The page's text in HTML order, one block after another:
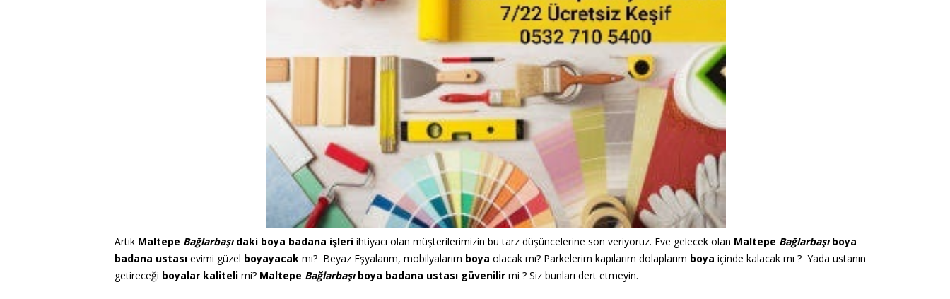
Artık Maltepe Bağlarbaşıdaki boya badana işleri ihtiyacı olan müşterilerimizin bu tarz düşüncelerine son veriyoruz. Eve gelecek olan Maltepe Bağlarbaşıboya
badana ustası evimi güzel boyayacak mı? Beyaz Eşyalarım, mobilyalarım boya olacak mı? Parkelerim kapılarım dolaplarım boya içinde kalacak mı ? Yada ustanın
getireceği boyalar kaliteli mi? Maltepe Bağlarbaşı boya badana ustası güvenilir mi ? Siz bunları dert etmeyin.